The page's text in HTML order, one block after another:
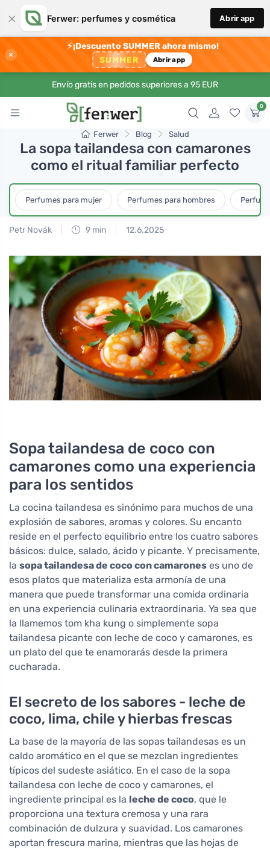
× Ferwer: perfumes y cosmética Abrir app
×
⚡¡Descuento SUMMER ahora mismo!
SUMMER Abrir app
Envío gratis en pedidos superiores a 95 EUR
0
Ferwer Blog Salud
La sopa tailandesa con camarones
como el ritual familiar perfecto
Perfumes para mujer Perfumes para hombres
Petr Novák 9 min 12.6.2025
Sopa tailandesa de coco con
camarones como una experiencia
para los sentidos
La cocina tailandesa es sinónimo para muchos de una
explosión de sabores, aromas y colores. Su encanto
reside en el perfecto equilibrio entre los cuatro sabores
básicos: dulce, salado, ácido y picante. Y precisamente,
la sopa tailandesa de coco con camarones es uno de
esos platos que materializa esta armonía de una
manera que puede transformar una comida ordinaria
en una experiencia culinaria extraordinaria. Ya sea que
la llamemos tom kha kung o simplemente sopa
tailandesa picante con leche de coco y camarones, es
un plato del que te enamorarás desde la primera
cucharada.
El secreto de los sabores - leche de
coco, lima, chile y hierbas frescas
La base de la mayoría de las sopas tailandesas es un
caldo aromático en el que se mezclan ingredientes
típicos del sudeste asiático. En el caso de la sopa
tailandesa con leche de coco y camarones, el
ingrediente principal es la leche de coco, que le
proporciona una textura cremosa y una rara
combinación de dulzura y suavidad. Los camarones
aportan frescura marina, mientras que las hojas de